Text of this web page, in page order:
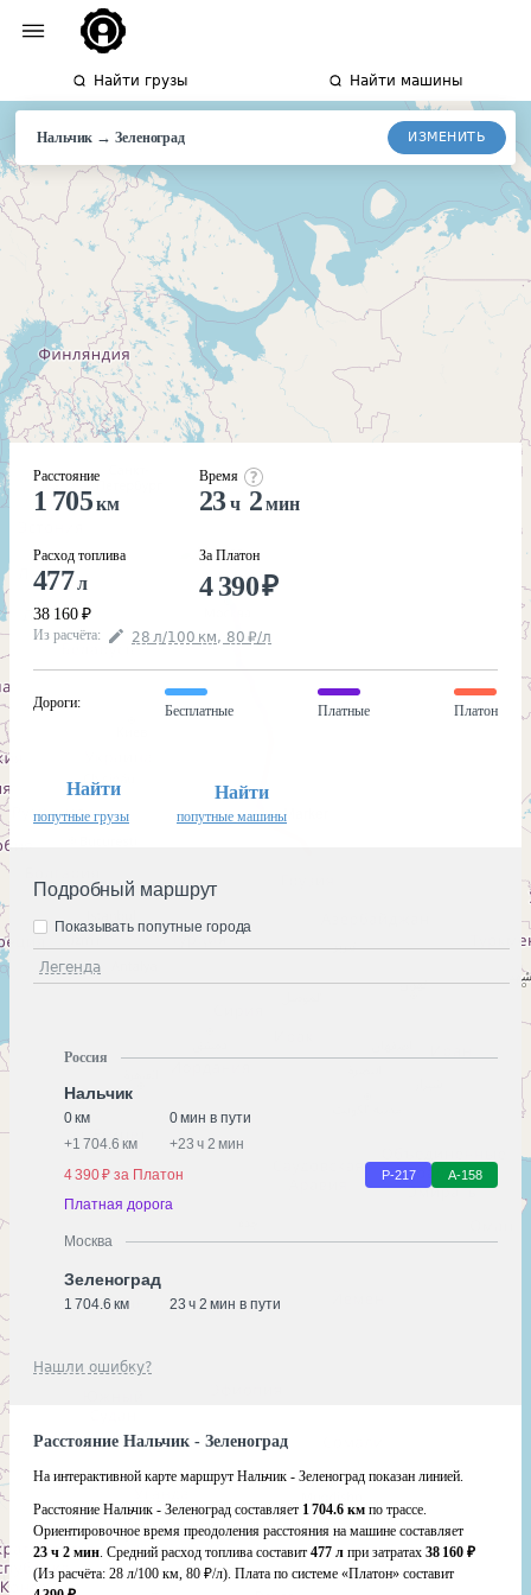
Найти грузы Найти машины
Нальчик →Зеленоград ИЗМЕНИТЬ
Расстояние
1 705км
Расход топлива
477л
38 160 ₽
Время
23ч 2мин
За Платон
4 390₽
Из расчёта: 28 л/100 км, 80 ₽/л
Дороги:
Бесплатные Платные Платон
Найти
попутные грузы
Найти
попутные машины
Подробный маршрут
Легенда
Показывать попутные города
Россия
Нальчик
0 км
0 мин в пути
+1 704.6 км +23 ч 2 мин
4 390 ₽ за Платон
Р-217 А-158
Платная дорога
Москва
Зеленоград
1 704.6 км 23 ч 2 мин в пути
Нашли ошибку?
Расстояние Нальчик - Зеленоград
На интерактивной карте маршрут Нальчик - Зеленоград показан линией.
Расстояние Нальчик - Зеленоград составляет 1 704.6 км по трассе.
Ориентировочное время преодоления расстояния на машине составляет
23 ч 2 мин. Средний расход топлива составит 477 л при затратах 38 160 ₽
(Из расчёта: 28 л/100 км, 80 ₽/л). Плата по системе «Платон» составит